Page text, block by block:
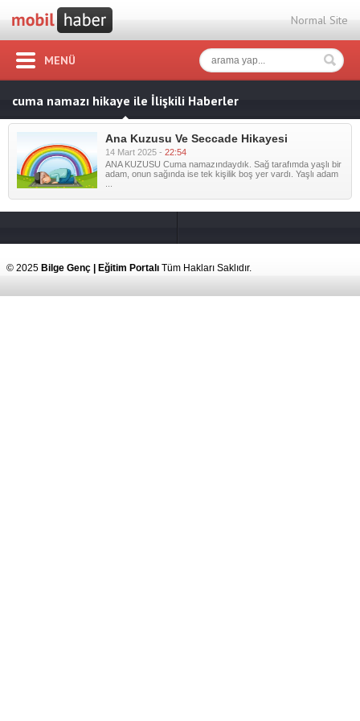
Normal Site
MENÜ
cuma namazı hikaye ile İlişkili Haberler
Ana Kuzusu Ve Seccade Hikayesi
14 Mart 2025 - 22:54
ANA KUZUSU Cuma namazındaydık. Sağ tarafımda yaşlı bir
adam, onun sağında ise tek kişilik boş yer vardı. Yaşlı adam
© 2025 Bilge Genç | Eğitim Portalı Tüm Hakları Saklıdır.